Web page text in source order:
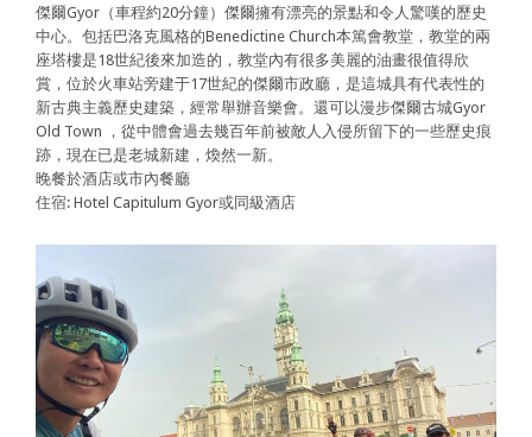
傑爾Gyor（車程約20分鐘）傑爾擁有漂亮的景點和令人驚嘆的歷史
中心。包括巴洛克風格的Benedictine Church本篤會教堂，教堂的兩
座塔樓是18世紀後來加造的，教堂內有很多美麗的油畫很值得欣
賞，位於火車站旁建于17世紀的傑爾市政廳，是這城具有代表性的
新古典主義歷史建築，經常舉辦音樂會。還可以漫步傑爾古城Gyor
Old Town ，從中體會過去幾百年前被敵人入侵所留下的一些歷史痕
跡，現在已是老城新建，煥然一新。
晚餐於酒店或市內餐廳
住宿: Hotel Capitulum Gyor或同級酒店